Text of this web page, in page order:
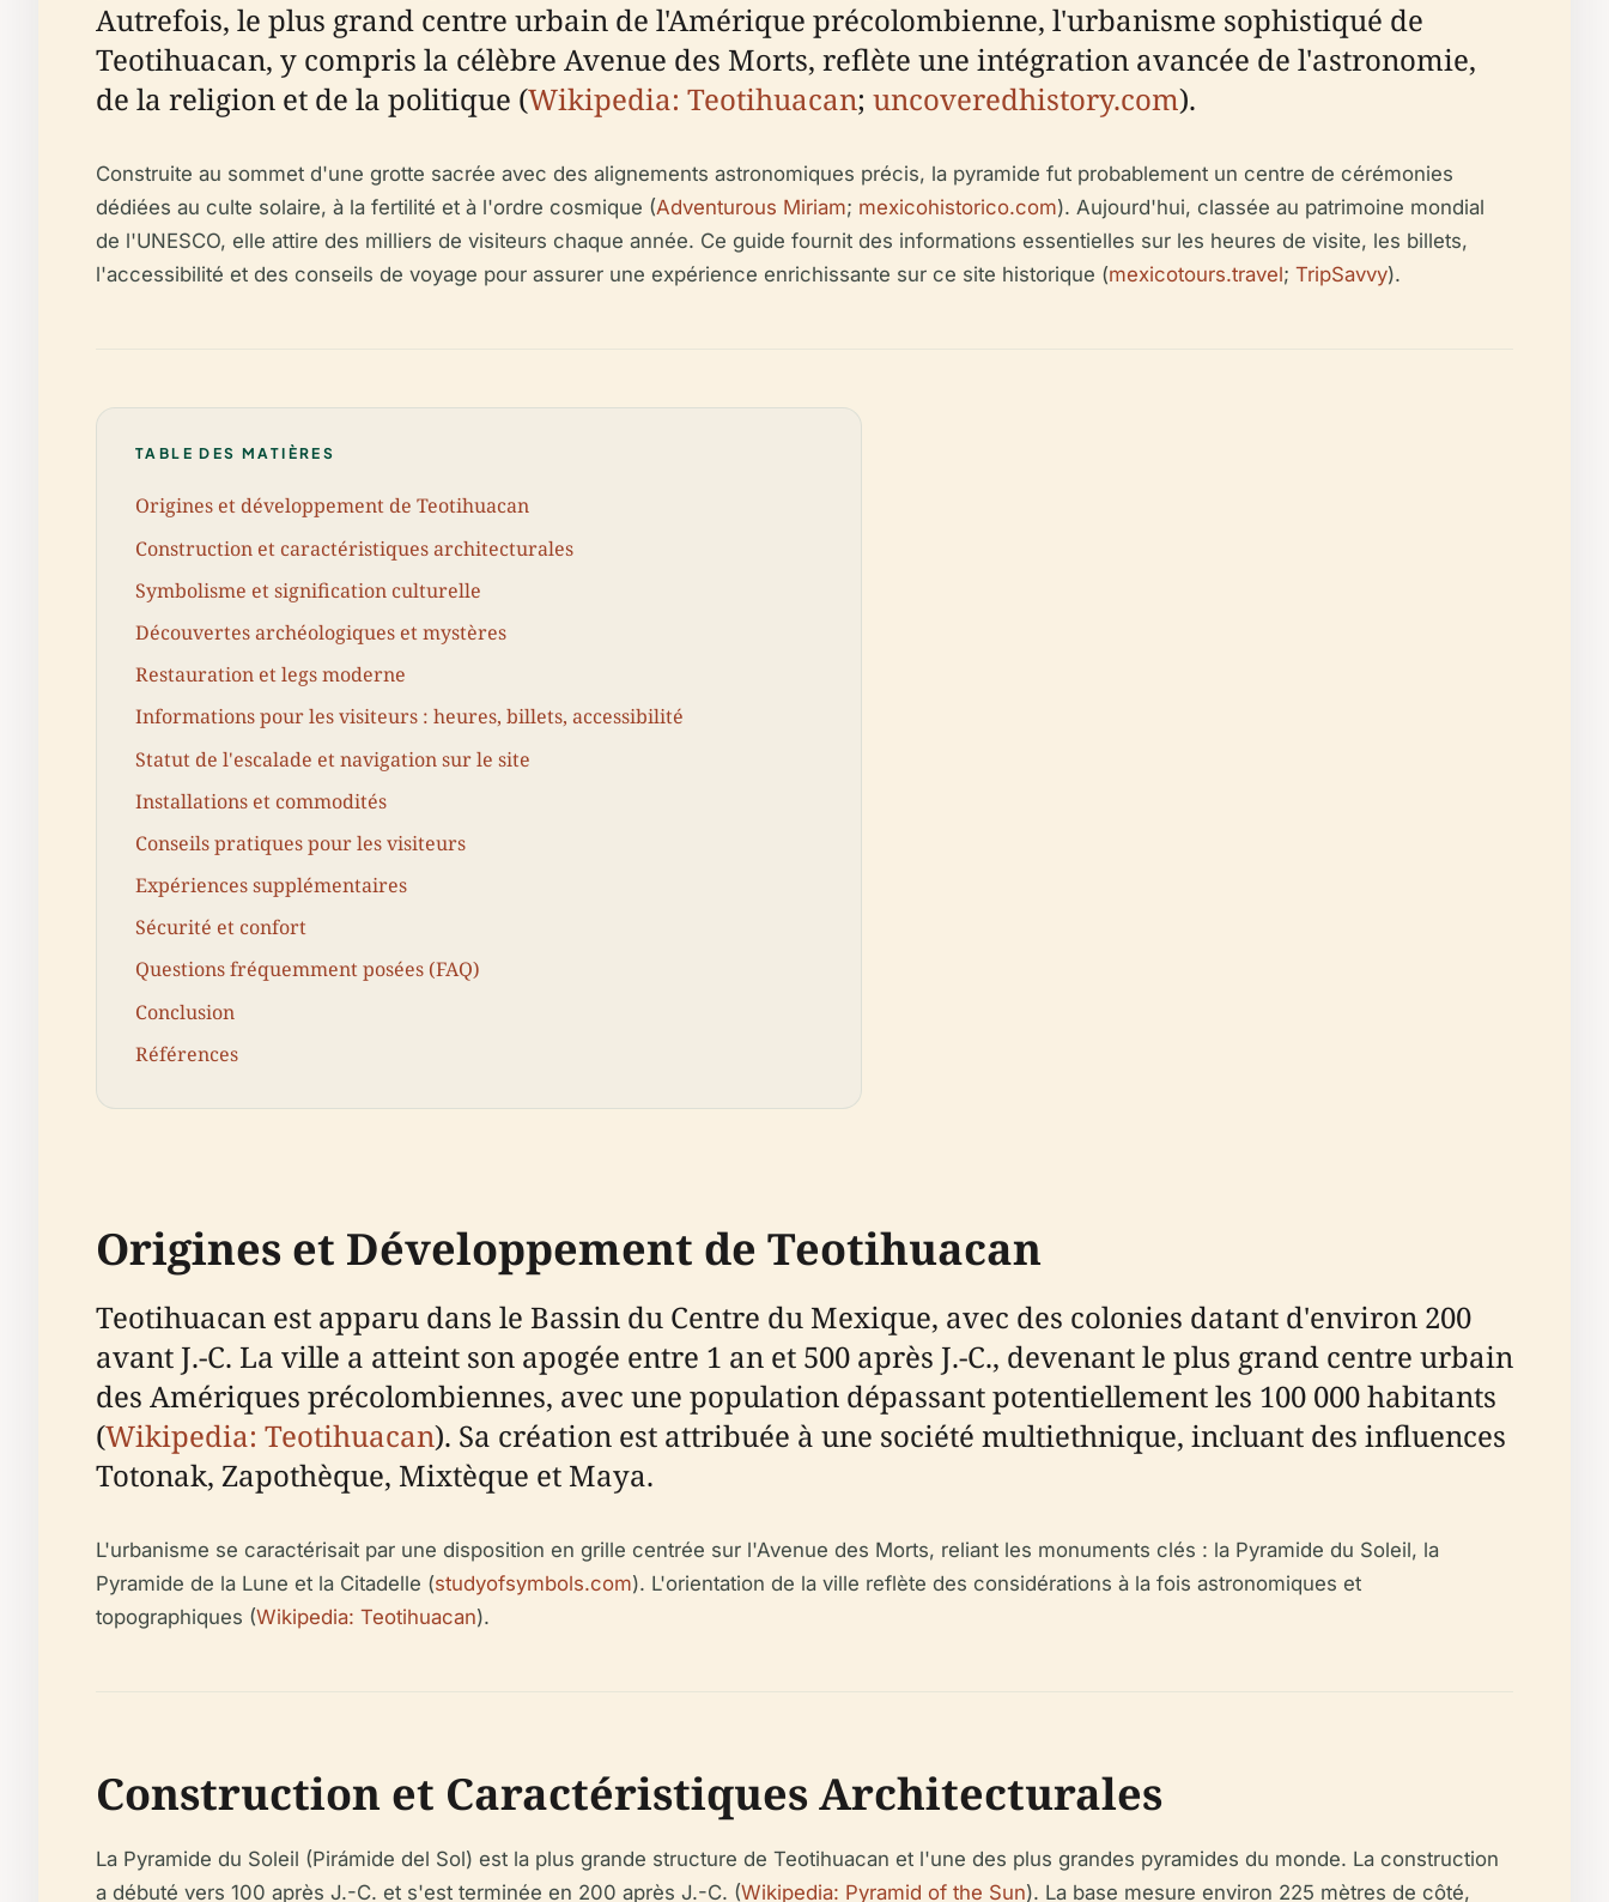
Autrefois, le plus grand centre urbain de l'Amérique précolombienne, l'urbanisme sophistiqué de
Teotihuacan, y compris la célèbre Avenue des Morts, reflète une intégration avancée de l'astronomie,
de la religion et de la politique (Wikipedia: Teotihuacan; uncoveredhistory.com).
Construite au sommet d'une grotte sacrée avec des alignements astronomiques précis, la pyramide fut probablement un centre de cérémonies
dédiées au culte solaire, à la fertilité et à l'ordre cosmique (Adventurous Miriam; mexicohistorico.com). Aujourd'hui, classée au patrimoine mondial
de l'UNESCO, elle attire des milliers de visiteurs chaque année. Ce guide fournit des informations essentielles sur les heures de visite, les billets,
l'accessibilité et des conseils de voyage pour assurer une expérience enrichissante sur ce site historique (mexicotours.travel; TripSavvy).
TABLE DES MATIÈRES
Origines et développement de Teotihuacan
Construction et caractéristiques architecturales
Symbolisme et signification culturelle
Découvertes archéologiques et mystères
Restauration et legs moderne
Informations pour les visiteurs : heures, billets, accessibilité
Statut de l'escalade et navigation sur le site
Installations et commodités
Conseils pratiques pour les visiteurs
Expériences supplémentaires
Sécurité et confort
Questions fréquemment posées (FAQ)
Conclusion
Références
Origines et Développement de Teotihuacan
Teotihuacan est apparu dans le Bassin du Centre du Mexique, avec des colonies datant d'environ 200
avant J.-C. La ville a atteint son apogée entre 1 an et 500 après J.-C., devenant le plus grand centre urbain
des Amériques précolombiennes, avec une population dépassant potentiellement les 100 000 habitants
(Wikipedia: Teotihuacan). Sa création est attribuée à une société multiethnique, incluant des influences
Totonak, Zapothèque, Mixtèque et Maya.
L'urbanisme se caractérisait par une disposition en grille centrée sur l'Avenue des Morts, reliant les monuments clés : la Pyramide du Soleil, la
Pyramide de la Lune et la Citadelle (studyofsymbols.com). L'orientation de la ville reflète des considérations à la fois astronomiques et
topographiques (Wikipedia: Teotihuacan).
Construction et Caractéristiques Architecturales
La Pyramide du Soleil (Pirámide del Sol) est la plus grande structure de Teotihuacan et l'une des plus grandes pyramides du monde. La construction
a débuté vers 100 après J.-C. et s'est terminée en 200 après J.-C. (Wikipedia: Pyramid of the Sun). La base mesure environ 225 mètres de côté,